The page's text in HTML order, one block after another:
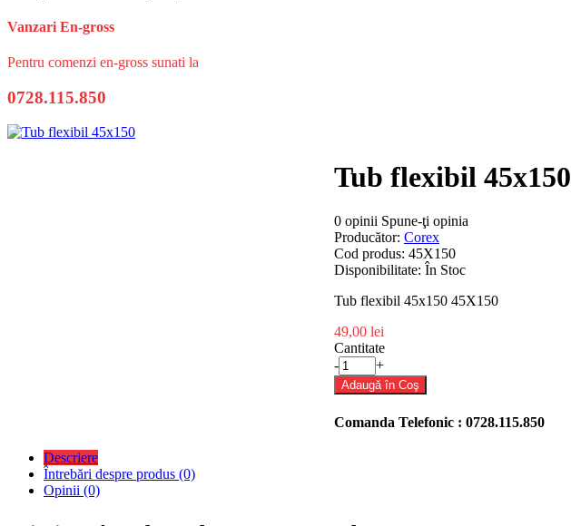
Vanzari En-gross
Pentru comenzi en-gross sunati la
0728.115.850
Tub flexibil 45x150
0 opinii Spune-ţi opinia
Producător: Corex
Cod produs: 45X150
Disponibilitate: În Stoc
Tub flexibil 45x150 45X150
49,00 lei
Cantitate
-
+
Adaugă în Coş
Comanda Telefonic : 0728.115.850
Descriere
Întrebări despre produs (0)
Opinii (0)